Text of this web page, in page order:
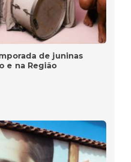
de juninas
e na Região